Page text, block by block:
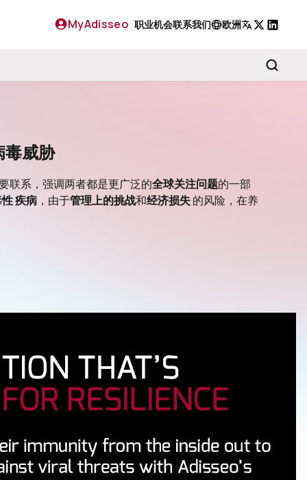
MyAdisseo 职业机会联系我们
欧洲
毒威胁
联系，强调两者都是更广泛的全球关注问题的一部
疾病 ，由于管理上的挑战和经济损失的风险，在养